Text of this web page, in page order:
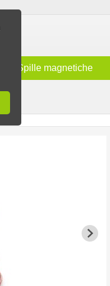
Spille magnetiche